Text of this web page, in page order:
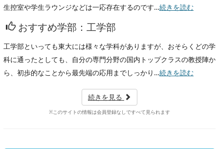
生控室や学生ラウンジなどは一応存在するのです…続きを読む
おすすめ学部：工学部
工学部といっても東大には様々な学科がありますが、おそらくどの学
科に通ったとしても、自分の専門分野の国内トップクラスの教授陣か
ら、初歩的なことから最先端の応用までしっかり…続きを読む
続きを見る
※このサイトの情報は会員登録なしですべて見られます